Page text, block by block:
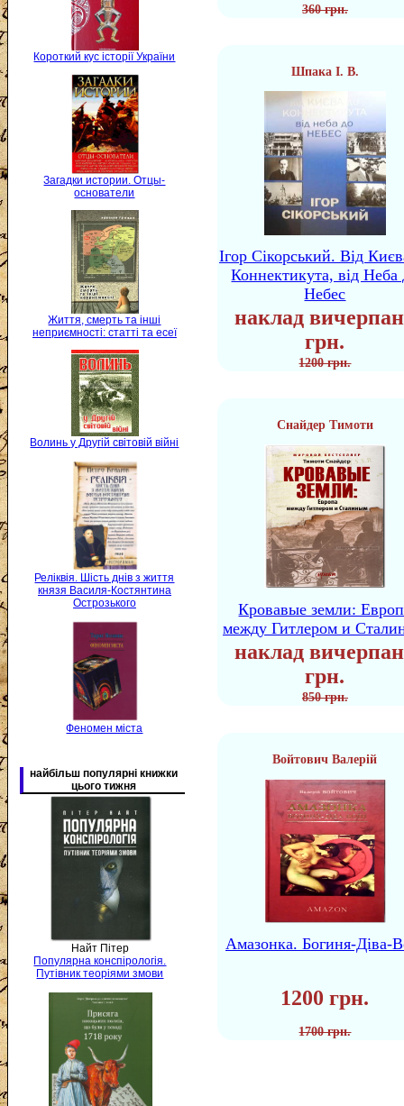
Короткий кус історії України
Загадки истории. Отцы-
основатели
Життя, смерть та інші
неприємності: статті та есеї
Волинь у Другій світовій війні
Реліквія. Шість днів з життя
князя Василя-Костянтина
Острозького
Феномен міста
найбільш популярні книжки
цього тижня
Найт Пітер
Популярна конспірологія.
Путівник теоріями змови
360 грн.
Шпака І. В.
Ігор Сікорський. Від
Коннектикута, від Неба
Небес
наклад
грн.
1200 грн.
Снайдер Тимоти
Кровавые земли:
между Гитлером и
наклад
грн.
850 грн.
Войтович Валерій
Амазонка. Богиня-Діва-
1200 грн.
1700 грн.